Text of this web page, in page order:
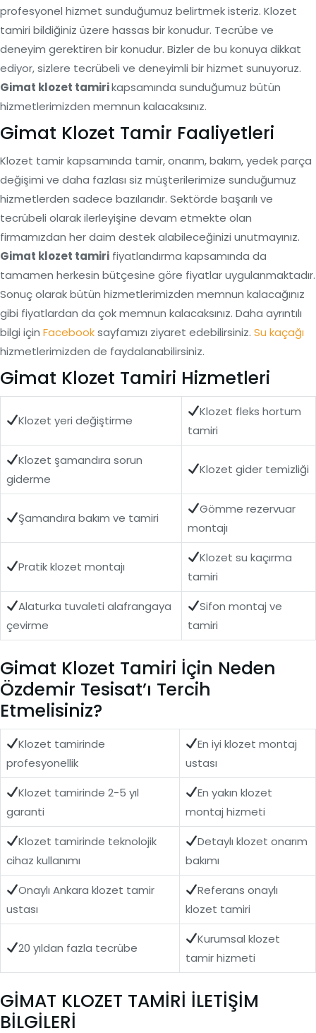
profesyonel hizmet sunduğumuz belirtmek isteriz. Klozet
tamiri bildiğiniz üzere hassas bir konudur. Tecrübe ve
deneyim gerektiren bir konudur. Bizler de bu konuya dikkat
ediyor, sizlere tecrübeli ve deneyimli bir hizmet sunuyoruz.
Gimat klozet tamirikapsamında sunduğumuz bütün
hizmetlerimizden memnun kalacaksınız.
Gimat Klozet Tamir Faaliyetleri
Klozet tamir kapsamında tamir, onarım, bakım, yedek parça
değişimi ve daha fazlası siz müşterilerimize sunduğumuz
hizmetlerden sadece bazılarıdır. Sektörde başarılı ve
tecrübeli olarak ilerleyişine devam etmekte olan
firmamızdan her daim destek alabileceğinizi unutmayınız.
Gimat klozet tamiri fiyatlandırma kapsamında da
tamamen herkesin bütçesine göre fiyatlar uygulanmaktadır.
Sonuç olarak bütün hizmetlerimizden memnun kalacağınız
gibi fiyatlardan da çok memnun kalacaksınız. Daha ayrıntılı
bilgi için Facebooksayfamızı ziyaret edebilirsiniz. Su kaçağı
hizmetlerimizden de faydalanabilirsiniz.
Gimat Klozet Tamiri Hizmetleri
Klozet yeri değiştirme
Klozet fleks hortum
tamiri
Klozet şamandıra sorun
giderme
Klozet gider temizliği
Şamandıra bakım ve tamiri
Gömme rezervuar
montajı
Pratik klozet montajı
Klozet su kaçırma
tamiri
Alaturka tuvaleti alafrangaya
çevirme
Sifon montaj ve
tamiri
Gimat Klozet Tamiri İçin Neden
Özdemir Tesisat’ı Tercih
Etmelisiniz?
Klozet tamirinde
profesyonellik
En iyi klozet montaj
ustası
Klozet tamirinde 2-5 yıl
garanti
En yakın klozet
montaj hizmeti
Klozet tamirinde teknolojik
cihaz kullanımı
Detaylı klozet onarım
bakımı
Onaylı Ankara klozet tamir
ustası
Referans onaylı
klozet tamiri
20 yıldan fazla tecrübe
Kurumsal klozet
tamir hizmeti
GİMAT KLOZET TAMİRİ İLETİŞİM
BİLGİLERİ